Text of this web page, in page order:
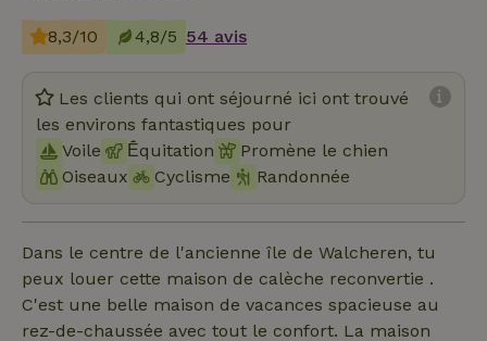
8,3/10 4,8/5 54 avis
Les clients qui ont séjourné ici ont trouvé
les environs fantastiques pour
Voile
Ḗquitation
Promène le chien
Oiseaux
Cyclisme Randonnée
Dans le centre de l'ancienne île de Walcheren, tu
peux louer cette maison de calèche reconvertie .
C'est une belle maison de vacances spacieuse au
rez-de-chaussée avec tout le confort. La maison